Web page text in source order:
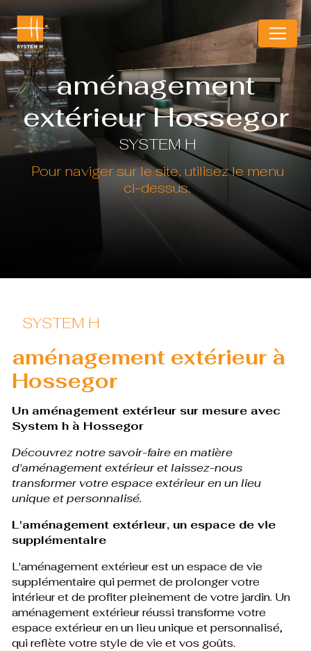
aménagement
extérieur Hossegor
SYSTEM H
SYSTEM H
aménagement extérieur à
Hossegor
Un aménagement extérieur sur mesure avec
System h à Hossegor
Découvrez notre savoir-faire en matière
d'aménagement extérieur et laissez-nous
transformer votre espace extérieur en un lieu
unique et personnalisé.
L'aménagement extérieur, un espace de vie
supplémentaire
L'aménagement extérieur est un espace de vie
supplémentaire qui permet de prolonger votre
intérieur et de profiter pleinement de votre jardin. Un
aménagement extérieur réussi transforme votre
espace extérieur en un lieu unique et personnalisé,
qui reflète votre style de vie et vos goûts.
Panneau de gestion des cookies